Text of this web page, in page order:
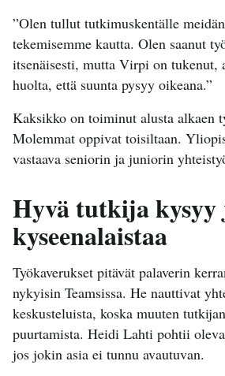
”Olen tullut tutkimuskentälle
tekemisemme kautta. Olen saanut
itsenäisesti, mutta Virpi on tukenut,
huolta, että suunta pysyy oikeana.”
Kaksikko on toiminut alusta alkaen
Molemmat oppivat toisiltaan.
vastaava seniorin ja juniorin
Hyvä tutkija kysyy
kyseenalaistaa
Työkaverukset pitävät palaverin
nykyisin Teamsissa. He nauttivat
keskusteluista, koska muuten
puurtamista. Heidi Lahti pohtii
jos jokin asia ei tunnu avautuvan.